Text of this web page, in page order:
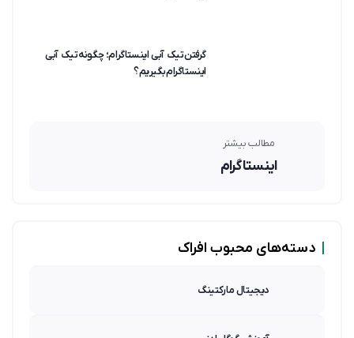
گرفتن تیک آبی اینستاگرام؛ چگونه تیک آبی
اینستاگرام بگیریم؟
مطالب بیشتر
اینستاگرام
دسته‌های محبوب افراک
دیجیتال مارکتینگ